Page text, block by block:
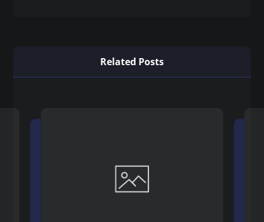
Related Posts